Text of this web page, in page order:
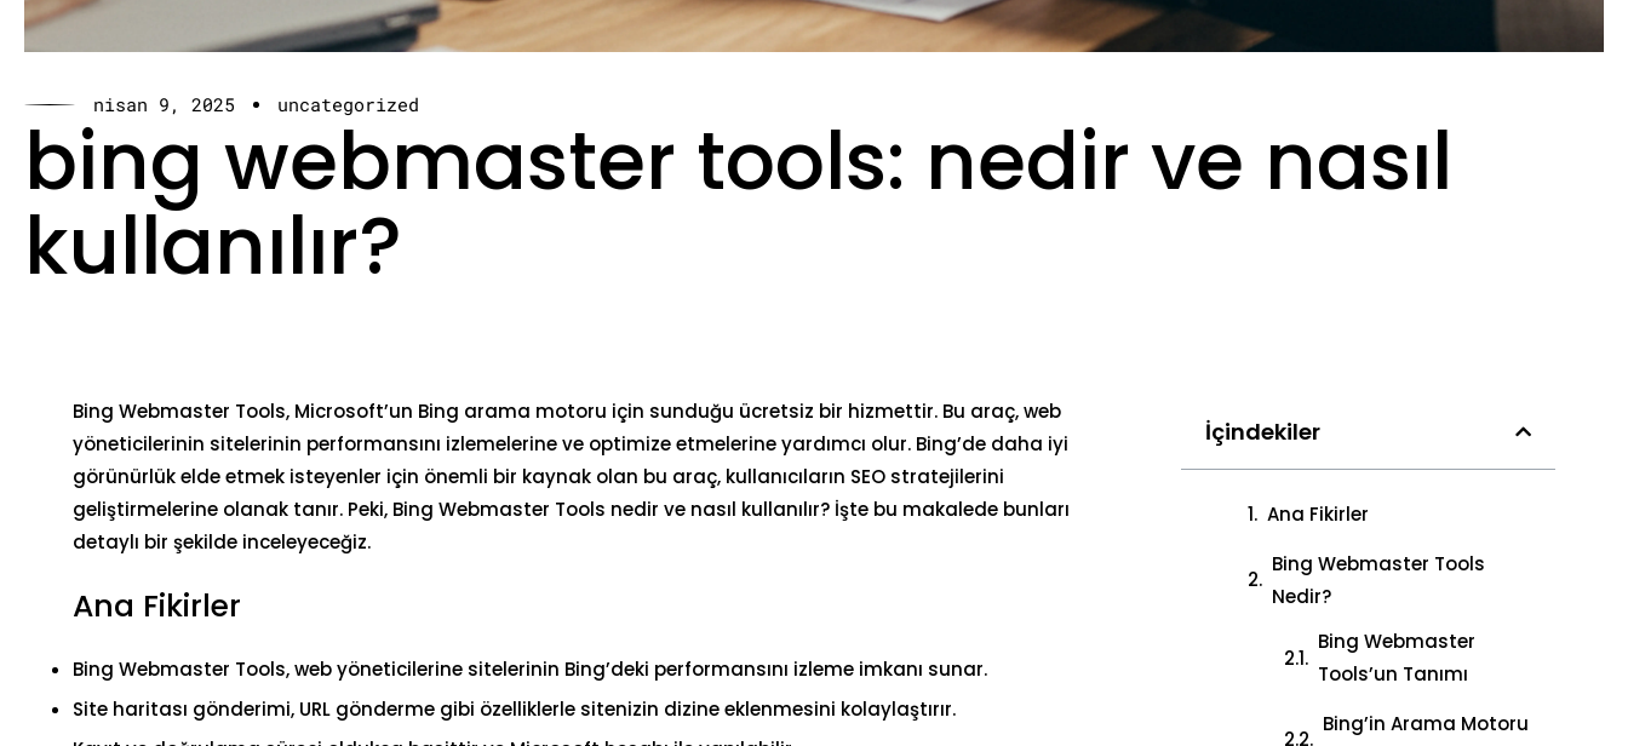
nisan 9, 2025 uncategorized
bing webmaster tools: nedir ve nasıl
kullanılır?
Bing Webmaster Tools, Microsoft’un Bing arama motoru için sunduğu ücretsiz bir hizmettir. Bu araç, web
yöneticilerinin sitelerinin performansını izlemelerine ve optimize etmelerine yardımcı olur. Bing’de daha iyi
görünürlük elde etmek isteyenler için önemli bir kaynak olan bu araç, kullanıcıların SEO stratejilerini
geliştirmelerine olanak tanır. Peki, Bing Webmaster Tools nedir ve nasıl kullanılır? İşte bu makalede bunları
detaylı bir şekilde inceleyeceğiz.
Ana Fikirler
Bing Webmaster Tools, web yöneticilerine sitelerinin Bing’deki performansını izleme imkanı sunar.
Site haritası gönderimi, URL gönderme gibi özelliklerle sitenizin dizine eklenmesini kolaylaştırır.
İçindekiler
Ana Fikirler
Bing Webmaster Tools
Nedir?
Bing Webmaster
Tools’un Tanımı
Bing’in Arama Motoru